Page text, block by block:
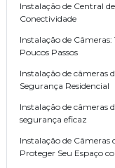
Instalação de Central
Conectividade
Instalação de
Poucos Passos
Instalação de
Segurança Residencial
Instalação de
segurança eficaz
Instalação de
Proteger Seu Espaço